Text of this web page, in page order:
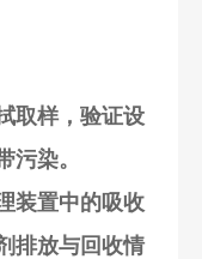
取样，验证设
污染。
装置中的吸收
排放与回收情